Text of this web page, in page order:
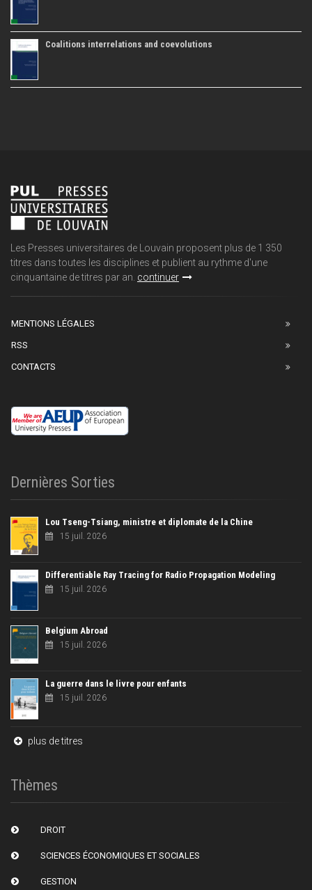
Coalitions interrelations and coevolutions
Les Presses universitaires de Louvain proposent plus de 1 350
titres dans toutes les disciplines et publient au rythme d'une
cinquantaine de titres par an. continuer
MENTIONS LÉGALES
RSS
CONTACTS
Dernières Sorties
Lou Tseng-Tsiang, ministre et diplomate de la Chine
15 juil. 2026
Differentiable Ray Tracing for Radio Propagation Modeling
15 juil. 2026
Belgium Abroad
15 juil. 2026
La guerre dans le livre pour enfants
15 juil. 2026
plus de titres
Thèmes
DROIT
SCIENCES ÉCONOMIQUES ET SOCIALES
GESTION